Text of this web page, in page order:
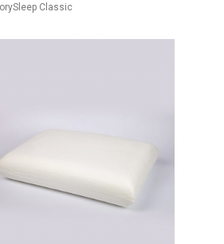
Classic